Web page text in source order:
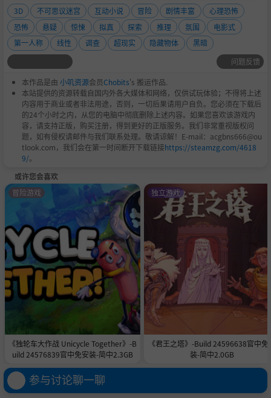
3D 不可思议迷宫 互动小说 冒险 剧情丰富
心理恐怖
恐怖
悬疑 惊悚 拟真 探索 推理 氛围
电影式
第一人称
线性 调查 超现实 隐藏物体
黑暗
问题反馈
本作品是由 小叽资源会员Chobits's 搬运作品.
本站提供的资源转载自国内外各大媒体和网络，仅供试玩体验；不得将上述
内容用于商业或者非法用途，否则，一切后果请用户自负。您必须在下载后
的24个小时之内，从您的电脑中彻底删除上述内容。如果您喜欢该游戏内
容，请支持正版，购买注册，得到更好的正版服务。我们非常重视版权问
题，如有侵权请邮件与我们联系处理。敬请谅解！E-mail：acgbns666@ou
tlook.com，我们会在第一时间断开下载链接https://steamzg.com/4618
9/。
或许您会喜欢
《独轮车大作战 Unicycle Together》-B
uild 24576839官中免安装-简中2.3GB
冒险游戏
《君王之塔》-Build 24596638官中免
装-简中2.0GB
独立游戏
参与讨论聊一聊